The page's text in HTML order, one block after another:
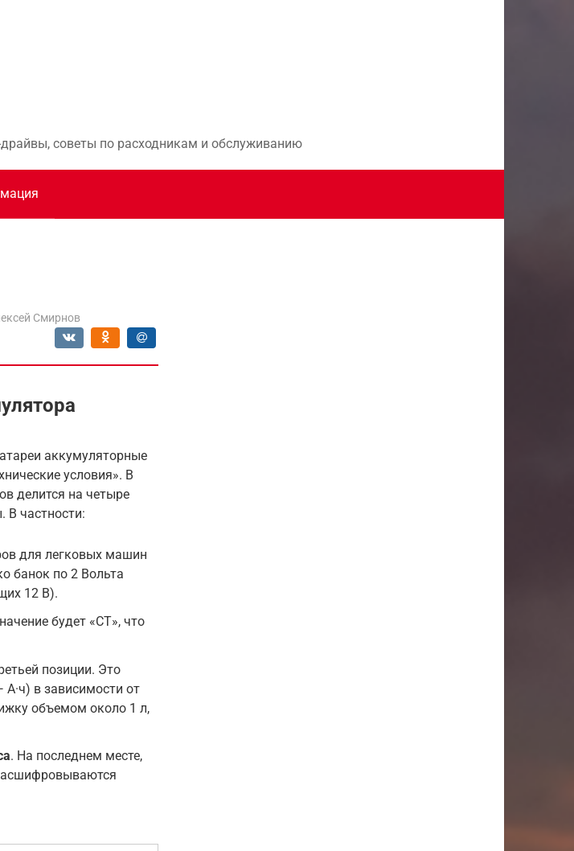
советы по расходникам и обслуживанию
Смирнов
аккумуляторные
условия». В
делится на четыре
В частности:
для легковых машин
банок по 2 Вольта
12 В).
будет «СТ», что
позиции. Это
в зависимости от
объемом около 1 л,
. На последнем месте,